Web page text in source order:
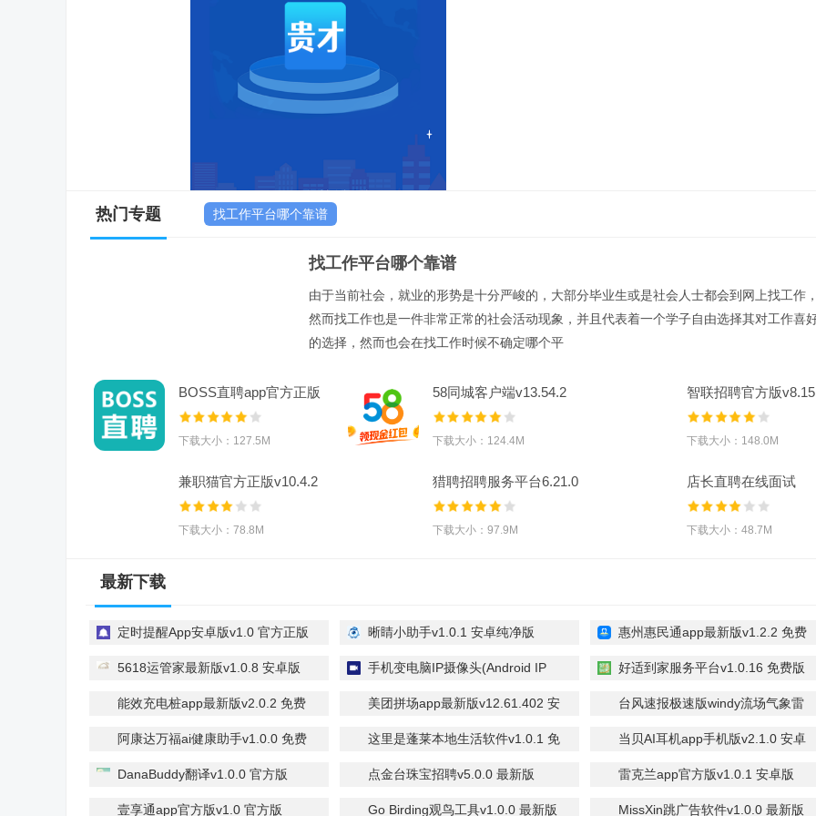
热门专题 找工作平台哪个靠谱
找工作平台哪个靠谱
由于当前社会，就业的形势是十分严峻的，大部分毕业生或是社会人士都会到网上找工作，
然而找工作也是一件非常正常的社会活动现象，并且代表着一个学子自由选择其对工作喜
的选择，然而也会在找工作时候不确定哪个平
BOSS直聘app官方正版
v14.110 手机最
下载大小：127.5M
58同城客户端v13.54.2
官方最新版
下载大小：124.4M
智联招聘官方版
最新版
下载大小：148.0M
兼职猫官方正版v10.4.2
安卓手机版
下载大小：78.8M
猎聘招聘服务平台6.21.0
官方手机版
下载大小：97.9M
店长直聘在线面试
11.010 官方版
下载大小：48.7M
最新下载
定时提醒App安卓版v1.0 官方正版 晰睛小助手v1.0.1 安卓纯净版
惠州惠民通app最新版v1.2.2 免费
5618运管家最新版v1.0.8 安卓版
手机变电脑IP摄像头(Android IP
好适到家服务平台v1.0.16 免费版
能效充电桩app最新版v2.0.2 免费
美团拼场app最新版v12.61.402 安
台风速报极速版windy流场气象雷
阿康达万福ai健康助手v1.0.0 免费
这里是蓬莱本地生活软件v1.0.1 免
当贝AI耳机app手机版v2.1.0 安卓
DanaBuddy翻译v1.0.0 官方版 点金台珠宝招聘v5.0.0 最新版 雷克兰app官方版v1.0.1 安卓版
壹享通app官方版v1.0 官方版 Go Birding观鸟工具v1.0.0 最新版 MissXin跳广告软件v1.0.0 最新版